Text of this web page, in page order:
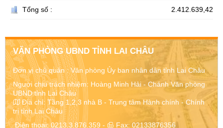
Tổng số : 2.412.639,42
VĂN PHÒNG UBND TỈNH LAI CHÂU
Đơn vị chủ quản :Văn phòng Ủy ban nhân dân tỉnh Lai Châu
Người chịu trách nhiệm: Hoàng Minh Hải - Chánh Văn phòng
UBND tỉnh Lai Châu
Địa chỉ: Tầng 1,2,3 nhà B - Trung tâm Hành chính - Chính
trị tỉnh Lai Châu
Điện thoại:0213.3.876.359 - Fax: 02133876356